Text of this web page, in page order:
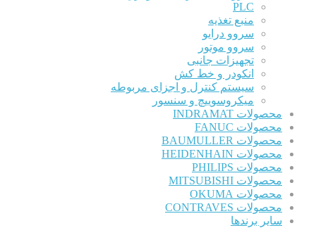
PLC
منبع تغذیه
سروو درایو
سروو موتور
تجهیزات جانبی
انکودر و خط کش
سیستم کنترل و اجزای مربوطه
میکروسوییچ و سنسور
محصولات INDRAMAT
محصولات FANUC
محصولات BAUMULLER
محصولات HEIDENHAIN
محصولات PHILIPS
محصولات MITSUBISHI
محصولات OKUMA
محصولات CONTRAVES
سایر برندها